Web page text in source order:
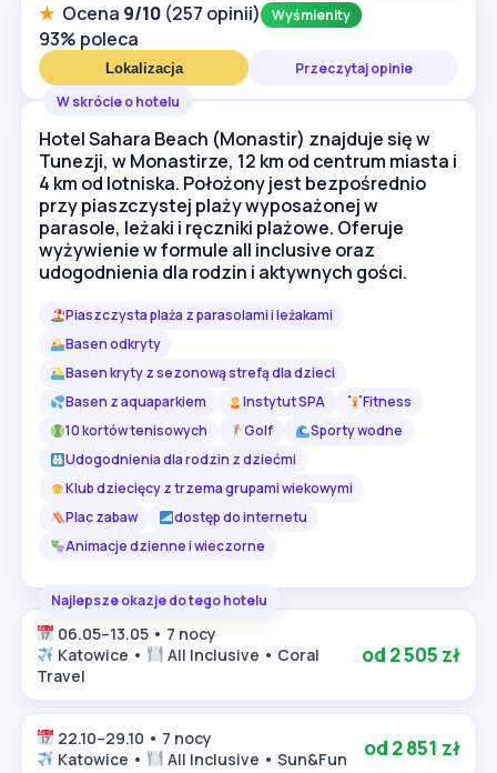
★ Ocena 9/10 (257 opinii) Wyśmienity
93% poleca
Lokalizacja
Przeczytaj opinie
W skrócie o hotelu
Hotel Sahara Beach (Monastir) znajduje się w
Tunezji, w Monastirze, 12 km od centrum miasta i
4 km od lotniska. Położony jest bezpośrednio
przy piaszczystej plaży wyposażonej w
parasole, leżaki i ręczniki plażowe. Oferuje
wyżywienie w formule all inclusive oraz
udogodnienia dla rodzin i aktywnych gości.
Piaszczysta plaża z parasolami i leżakami
Basen odkryty
Basen kryty z sezonową strefą dla dzieci
Basen z aquaparkiem
Instytut SPA
Fitness
10 kortów tenisowych
Golf
Sporty wodne
Udogodnienia dla rodzin z dziećmi
Klub dziecięcy z trzema grupami wiekowymi
Plac zabaw
dostęp do internetu
Animacje dzienne i wieczorne
Najlepsze okazje do tego hotelu
06.05–13.05 • 7 nocy
Katowice •
All Inclusive • Coral
Travel
od 2 505 zł
22.10–29.10 • 7 nocy
Katowice •
All Inclusive • Sun&Fun od 2 851 zł